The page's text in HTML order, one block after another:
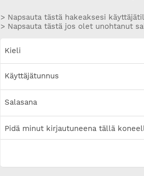
> Napsauta tästä hakeaksesi
> Napsauta tästä jos olet unohtanut
Kieli
Käyttäjätunnus
Salasana
Pidä minut kirjautuneena tällä